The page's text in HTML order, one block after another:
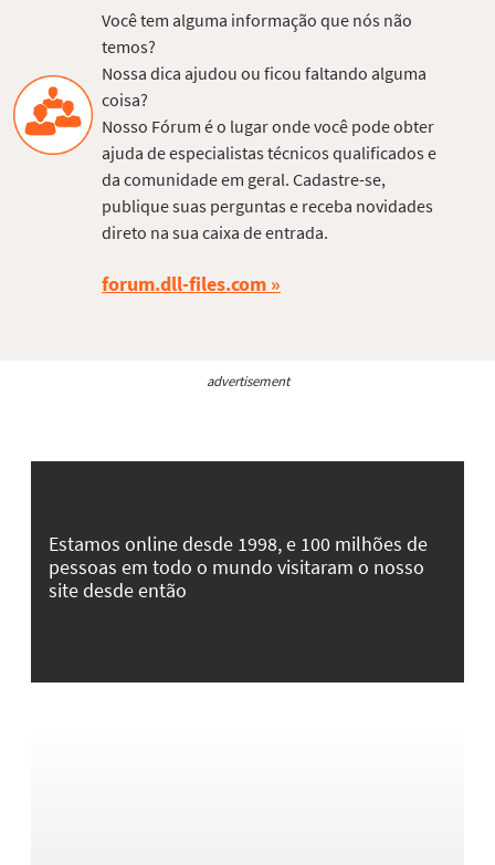
Você tem alguma informação que nós não
temos?
Nossa dica ajudou ou ficou faltando alguma
coisa?
Nosso Fórum é o lugar onde você pode obter
ajuda de especialistas técnicos qualificados e
da comunidade em geral. Cadastre-se,
publique suas perguntas e receba novidades
direto na sua caixa de entrada.
forum.dll-files.com
advertisement
Estamos online desde 1998, e 100 milhões de
pessoas em todo o mundo visitaram o nosso
site desde então